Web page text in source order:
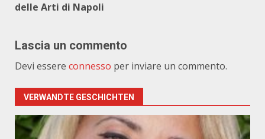
delle Arti di Napoli
Lascia un commento
Devi essere connesso per inviare un commento.
VERWANDTE GESCHICHTEN